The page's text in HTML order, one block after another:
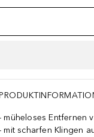
müheloses Entfernen
mit scharfen Klingen